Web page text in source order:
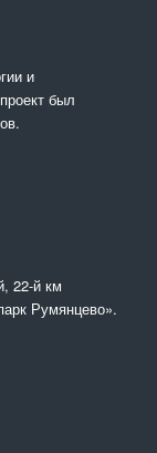
и
был
22-й км
Румянцево».